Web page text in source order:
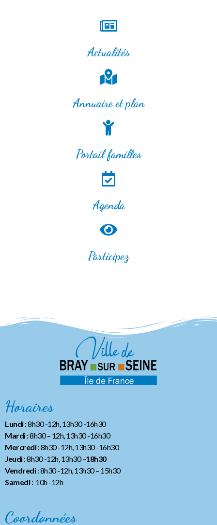
Actualités
Annuaire et plan
Portail familles
Agenda
Participez
Horaires
Lundi :8h30 -12h, 13h30 -16h30
Mardi :8h30 – 12h, 13h30 -16h30
Mercredi :8h30 -12h, 13h30 -16h30
Jeudi: 8h30 -12h, 13h30 –18h30
Vendredi: 8h30 -12h, 13h30– 15h30
Samedi :10h -12h
Coordonnées